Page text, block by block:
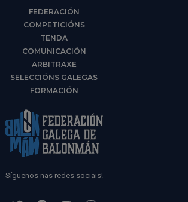
FEDERACIÓN
COMPETICIÓNS
TENDA
COMUNICACIÓN
ARBITRAXE
SELECCIÓNS GALEGAS
FORMACIÓN
Síguenos nas redes sociais!